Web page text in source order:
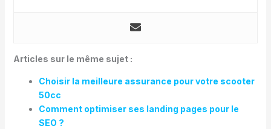
Articles sur le même sujet :
Choisir la meilleure assurance pour votre scooter
50cc
Comment optimiser ses landing pages pour le
SEO ?